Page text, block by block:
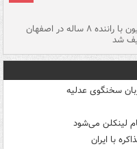
کامیون با راننده ۸ ساله در اصفهان
شد
سخنگوی عدلیه
لینکلن می‌شود
با ایران